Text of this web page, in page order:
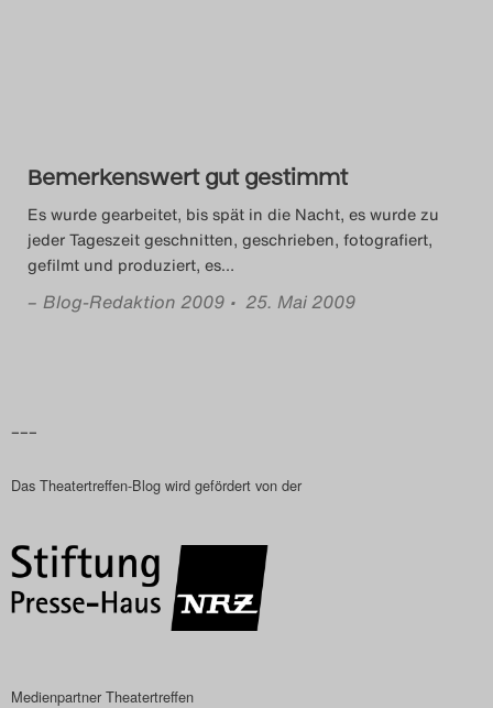
2015
Das Theatertreffen-Blog
2016
Das Theatertreffen-Blog
2018
Das Theatertreffen-Blog
2018 Alumni
Das Theatertreffen-Blog
Bemerkenswert gut gestimmt
Es wurde gearbeitet, bis spät in die Nacht, es wurde zu
jeder Tageszeit geschnitten, geschrieben, fotografiert,
gefilmt und produziert, es…
– Blog-Redaktion 2009 • 25. Mai 2009
–––
Das Theatertreffen-Blog wird gefördert von der
Medienpartner Theatertreffen